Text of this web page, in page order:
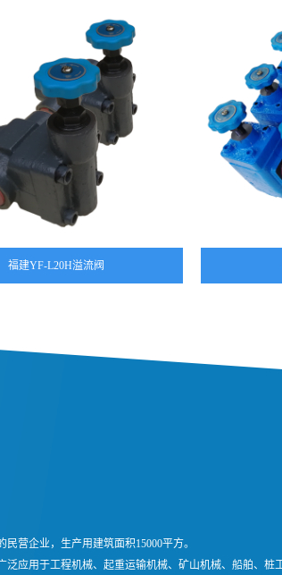
福建YF-L20H溢流阀
营企业，生产用建筑面积15000平方。
应用于工程机械、起重运输机械、矿山机械、船舶、桩